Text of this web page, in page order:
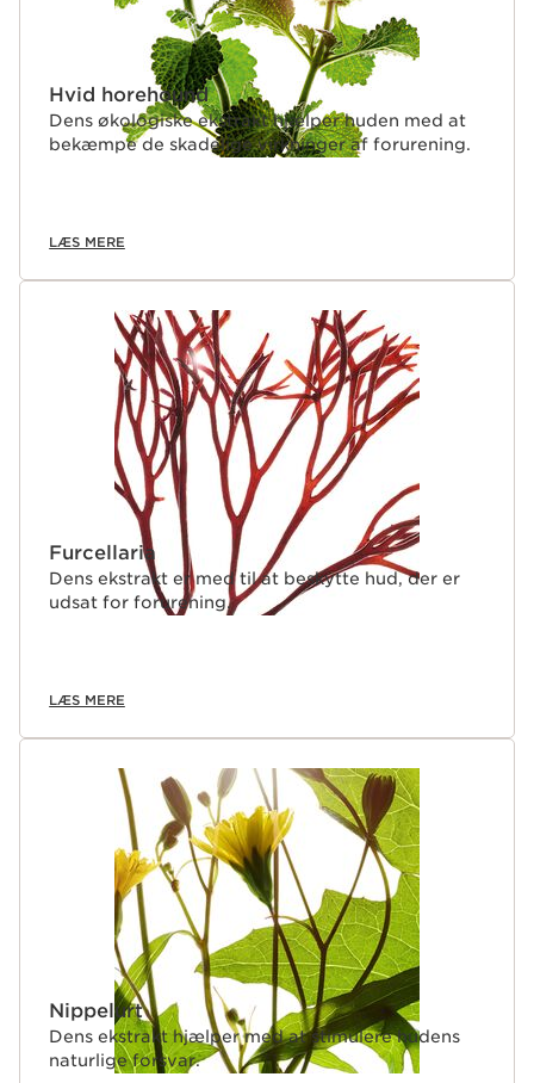
Hvid horehound
Dens økologiske ekstrakt hjælper huden med at
bekæmpe de skadelige virkninger af forurening.
LÆS MERE
Furcellaria
Dens ekstrakt er med til at beskytte hud, der er
udsat for forurening.
LÆS MERE
Nippelurt
Dens ekstrakt hjælper med at stimulere hudens
naturlige forsvar.